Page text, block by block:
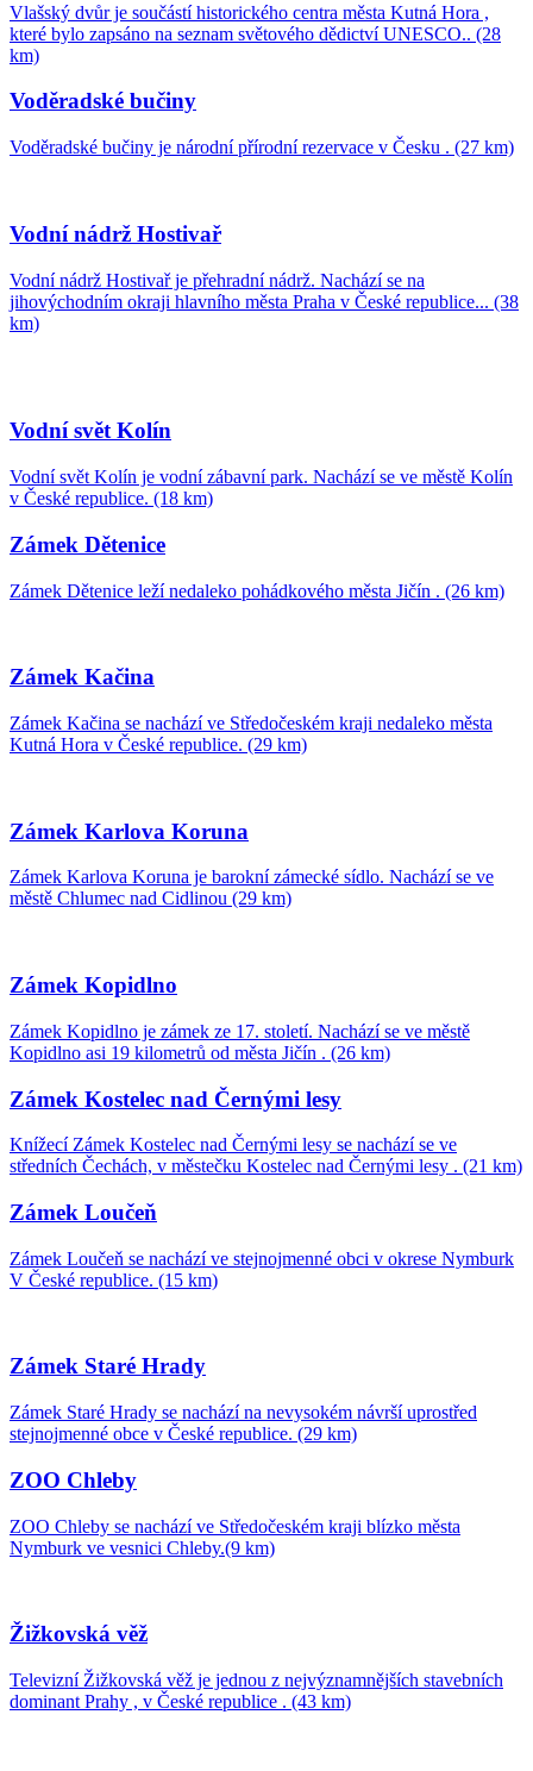
Vlašský dvůr je součástí historického centra města Kutná Hora ,
které bylo zapsáno na seznam světového dědictví UNESCO.. (28
km)
Voděradské bučiny
Voděradské bučiny je národní přírodní rezervace v Česku . (27 km)
Vodní nádrž Hostivař
Vodní nádrž Hostivař je přehradní nádrž. Nachází se na
jihovýchodním okraji hlavního města Praha v České republice... (38
km)
Vodní svět Kolín
Vodní svět Kolín je vodní zábavní park. Nachází se ve městě Kolín
v České republice. (18 km)
Zámek Dětenice
Zámek Dětenice leží nedaleko pohádkového města Jičín . (26 km)
Zámek Kačina
Zámek Kačina se nachází ve Středočeském kraji nedaleko města
Kutná Hora v České republice. (29 km)
Zámek Karlova Koruna
Zámek Karlova Koruna je barokní zámecké sídlo. Nachází se ve
městě Chlumec nad Cidlinou (29 km)
Zámek Kopidlno
Zámek Kopidlno je zámek ze 17. století. Nachází se ve městě
Kopidlno asi 19 kilometrů od města Jičín . (26 km)
Zámek Kostelec nad Černými lesy
Knížecí Zámek Kostelec nad Černými lesy se nachází se ve
středních Čechách, v městečku Kostelec nad Černými lesy . (21 km)
Zámek Loučeň
Zámek Loučeň se nachází ve stejnojmenné obci v okrese Nymburk
V České republice. (15 km)
Zámek Staré Hrady
Zámek Staré Hrady se nachází na nevysokém návrší uprostřed
stejnojmenné obce v České republice. (29 km)
ZOO Chleby
ZOO Chleby se nachází ve Středočeském kraji blízko města
Nymburk ve vesnici Chleby.(9 km)
Žižkovská věž
Televizní Žižkovská věž je jednou z nejvýznamnějších stavebních
dominant Prahy , v České republice . (43 km)